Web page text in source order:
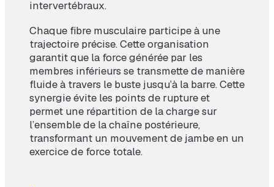
intervertébraux.
Chaque fibre musculaire participe à une
trajectoire précise. Cette organisation
garantit que la force générée par les
membres inférieurs se transmette de manière
fluide à travers le buste jusqu’à la barre. Cette
synergie évite les points de rupture et
permet une répartition de la charge sur
l’ensemble de la chaîne postérieure,
transformant un mouvement de jambe en un
exercice de force totale.